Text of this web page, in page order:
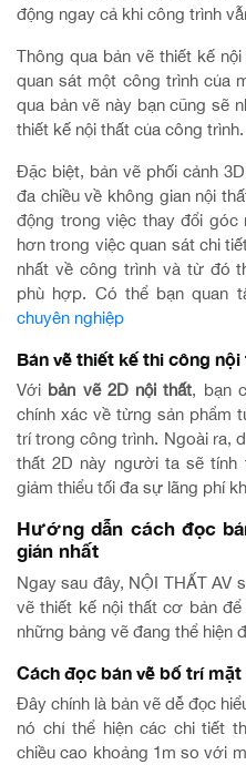
động ngay cả khi công trình
Thông qua bản vẽ thiết kế
quan sát một công trình của
qua bản vẽ này bạn cũng sẽ
thiết kế nội thất của công trình.
Đặc biệt, bản vẽ phối cảnh
đa chiều về không gian nội
động trong việc thay đổi góc
hơn trong việc quan sát chi
nhất về công trình và từ đó
phù hợp. Có thể bạn quan
chuyên nghiệp
Bản vẽ thiết kế thi công
Với bản vẽ 2D nội thất, bạn
chính xác về từng sản phẩm
trí trong công trình. Ngoài ra,
thất 2D này người ta sẽ tính
giảm thiểu tối đa sự lãng phí
Hướng dẫn cách đọc
giản nhất
Ngay sau đây, NỘI THẤT AV
vẽ thiết kế nội thất cơ bản
những bảng vẽ đang thể hiện
Cách đọc bản vẽ bố trí
Đây chính là bản vẽ dễ đọc
nó chỉ thể hiện các chi tiết
chiều cao khoảng 1m so với